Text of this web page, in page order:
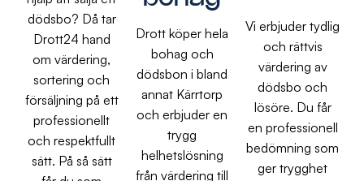
dödsbo? Då tar
Drott24 hand
om värdering,
sortering och
försäljning på ett
professionellt
och respektfullt
sätt. På så sätt
Drott köper hela
bohag och
dödsbon i bland
annat Kärrtorp
och erbjuder en
trygg
helhetslösning
från värdering till
Vi erbjuder tydlig
och rättvis
värdering av
dödsbo och
lösöre. Du får
en professionell
bedömning som
ger trygghet